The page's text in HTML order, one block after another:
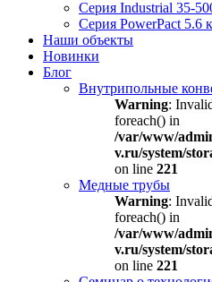
Серия Industrial 35-
Серия PowerPact 5.6
Наши объекты
Новинки
Блог
Внутрипольные
Warning:
foreach() in
/var/www/
v.ru/system/
on line 221
Медные трубы
Warning:
foreach() in
/var/www/
v.ru/system/
on line 221